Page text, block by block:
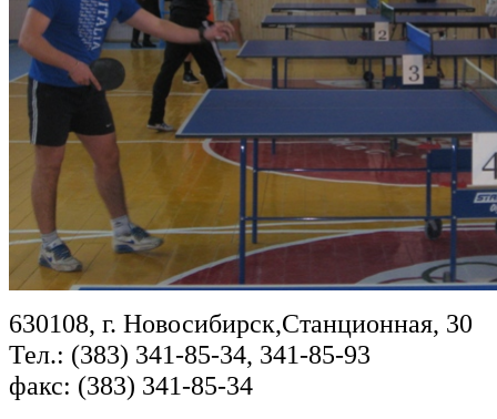
630108, г. Новосибирск,Станционная, 30
Тел.: (383) 341-85-34, 341-85-93
факс: (383) 341-85-34